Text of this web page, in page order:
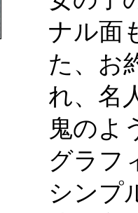
ナル面
た、お
れ、名
鬼のよ
グラフ
シンプ